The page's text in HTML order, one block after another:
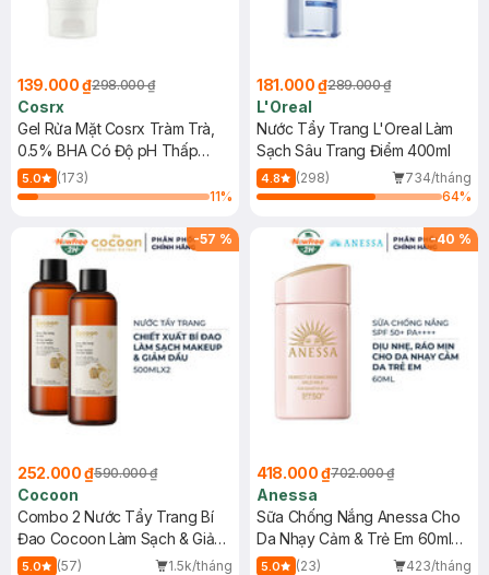
139.000 ₫298.000 ₫
Cosrx
Gel Rửa Mặt Cosrx Tràm Trà,
0.5% BHA Có Độ pH Thấp
150ml
5.0
(173)
11%
181.000 ₫289.000 ₫
L'Oreal
Nước Tẩy Trang L'Oreal Làm
Sạch Sâu Trang Điểm 400ml
4.8 (298)
734/tháng
64%
-57 %
252.000 ₫590.000 ₫
Cocoon
Combo 2 Nước Tẩy Trang Bí
Đao Cocoon Làm Sạch & Giảm
Dầu 500ml
5.0 (57)
1.5k/tháng
-40 %
418.000 ₫702.000 ₫
Anessa
Sữa Chống Nắng Anessa Cho
Da Nhạy Cảm & Trẻ Em 60ml
(Mới)
5.0 (23)
423/tháng